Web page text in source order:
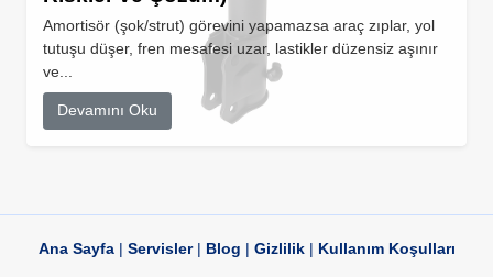
Amortisör (şok/strut) görevini yapamazsa araç zıplar, yol
tutuşu düşer, fren mesafesi uzar, lastikler düzensiz aşınır
ve...
Devamını Oku
Ana Sayfa| Servisler| Blog | Gizlilik| Kullanım Koşulları